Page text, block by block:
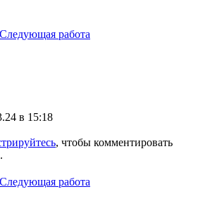
Следующая работа
в 15:18
, чтобы комментировать
Следующая работа